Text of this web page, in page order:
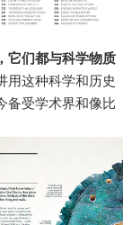
它们都与科学物质
用这种科学和历史
备受学术界和像比